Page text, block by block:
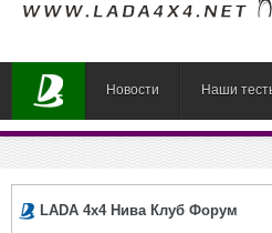
Новости Наши
LADA 4x4 Нива Клуб Форум